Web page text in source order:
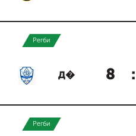
Регби
Д� 8 :
Регби